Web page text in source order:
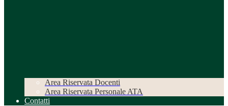
Area Riservata Docenti
Area Riservata Personale ATA
Contatti